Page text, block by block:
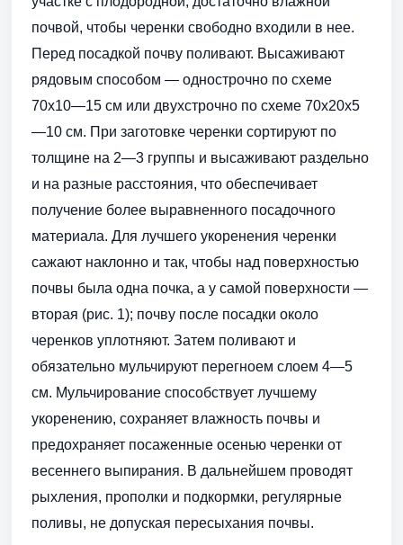
почвой, чтобы черенки свободно входили в нее.
Перед посадкой почву поливают. Высаживают
рядовым способом — однострочно по схеме
70x10—15 см или двухстрочно по схеме 70x20x5
—10 см. При заготовке черенки сортируют по
толщине на 2—3 группы и высаживают раздельно
и на разные расстояния, что обеспечивает
получение более выравненного посадочного
материала. Для лучшего укоренения черенки
сажают наклонно и так, чтобы над поверхностью
почвы была одна почка, а у самой поверхности —
вторая (рис. 1); почву после посадки около
черенков уплотняют. Затем поливают и
обязательно мульчируют перегноем слоем 4—5
см. Мульчирование способствует лучшему
укоренению, сохраняет влажность почвы и
предохраняет посаженные осенью черенки от
весеннего выпирания. В дальнейшем проводят
рыхления, прополки и подкормки, регулярные
поливы, не допуская пересыхания почвы.